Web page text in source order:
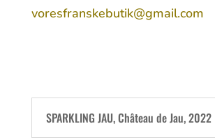
voresfranskebutik@gmail.com
SPARKLING JAU, Château de Jau, 2022